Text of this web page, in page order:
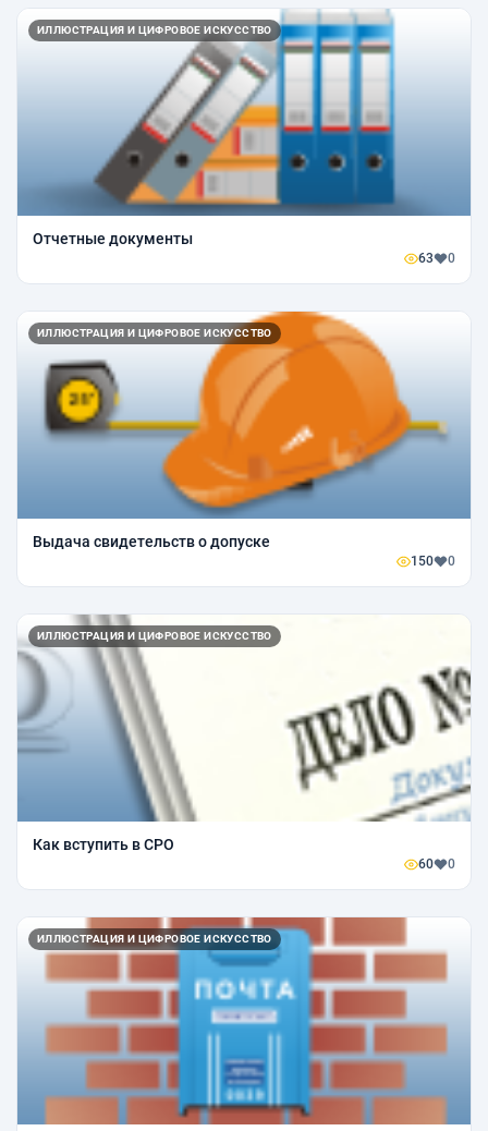
ИЛЛЮСТРАЦИЯ И ЦИФРОВОЕ ИСКУССТВО
Отчетные документы
63 0
ИЛЛЮСТРАЦИЯ И ЦИФРОВОЕ ИСКУССТВО
Выдача свидетельств о допуске
150 0
ИЛЛЮСТРАЦИЯ И ЦИФРОВОЕ ИСКУССТВО
Как вступить в СРО
60 0
ИЛЛЮСТРАЦИЯ И ЦИФРОВОЕ ИСКУССТВО